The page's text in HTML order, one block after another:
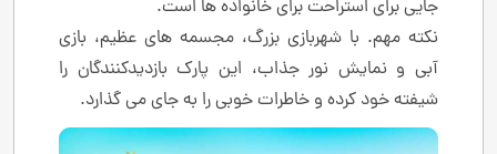
جایی برای استراحت برای خانواده ها است.
نکته مهم. با شهربازی بزرگ، مجسمه های عظیم، بازی
آبی و نمایش نور جذاب، این پارک بازدیدکنندگان را
شیفته خود کرده و خاطرات خوبی را به جای می گذارد.